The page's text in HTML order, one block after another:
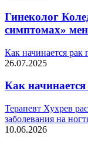
Гинеколог
симптомах»
Как начинается рак
26.07.2025
Как
Терапевт Хухрев
заболевания на
10.06.2026